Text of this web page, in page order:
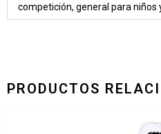
competición, general para niños
PRODUCTOS